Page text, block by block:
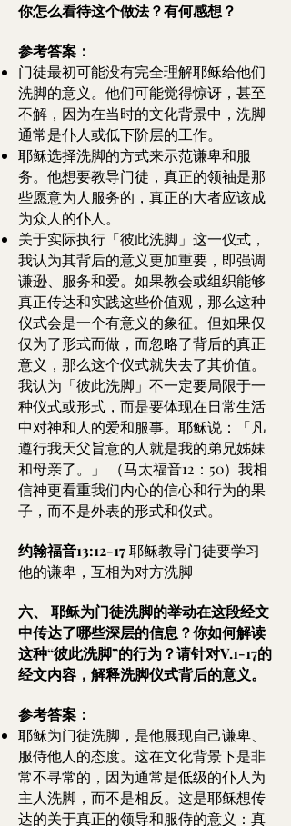
你怎么看待这个做法？有何感想？
参考答案：
门徒最初可能没有完全理解耶稣给他们
洗脚的意义。他们可能觉得惊讶，甚至
不解，因为在当时的文化背景中，洗脚
通常是仆人或低下阶层的工作。
耶稣选择洗脚的方式来示范谦卑和服
务。他想要教导门徒，真正的领袖是那
些愿意为人服务的，真正的大者应该成
为众人的仆人。
关于实际执行「彼此洗脚」这一仪式，
我认为其背后的意义更加重要，即强调
谦逊、服务和爱。如果教会或组织能够
真正传达和实践这些价值观，那么这种
仪式会是一个有意义的象征。但如果仅
仅为了形式而做，而忽略了背后的真正
意义，那么这个仪式就失去了其价值。
我认为「彼此洗脚」不一定要局限于一
种仪式或形式，而是要体现在日常生活
中对神和人的爱和服事。耶稣说：「凡
遵行我天父旨意的人就是我的弟兄姊妹
和母亲了。」 （马太福音12：50）我相
信神更看重我们内心的信心和行为的果
子，而不是外表的形式和仪式。
约翰福音13:12-17耶稣教导门徒要学习
他的谦卑，互相为对方洗脚
六、 耶稣为门徒洗脚的举动在这段经文
中传达了哪些深层的信息？你如何解读
这种“彼此洗脚”的行为？请针对V.1-17的
经文内容，解释洗脚仪式背后的意义。
参考答案：
耶稣为门徒洗脚，是他展现自己谦卑、
服侍他人的态度。这在文化背景下是非
常不寻常的，因为通常是低级的仆人为
主人洗脚，而不是相反。这是耶稣想传
达的关于真正的领导和服侍的意义：真